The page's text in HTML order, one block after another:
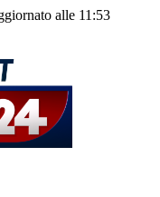
alle 11:53